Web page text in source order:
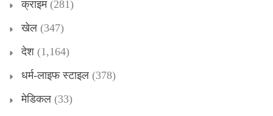
क्राइम(281)
खेल (347)
देश (1,164)
धर्म-लाइफ स्टाइल (378)
मेडिकल (33)